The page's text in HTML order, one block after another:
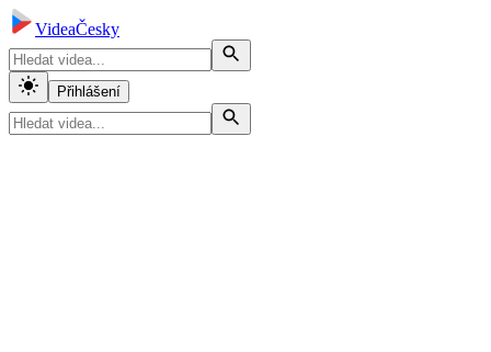
VideaČesky
Přihlášení